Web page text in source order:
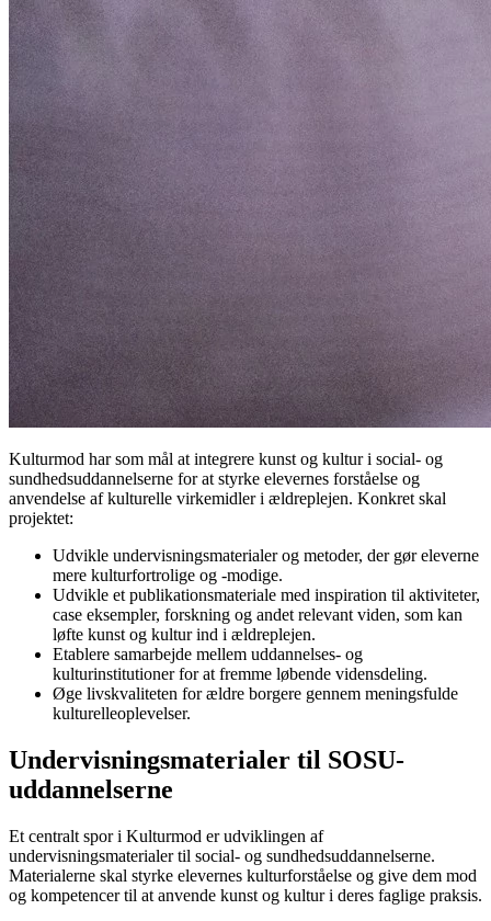
Kulturmod har som mål at integrere kunst og kultur i social- og
sundhedsuddannelserne for at styrke elevernes forståelse og
anvendelse af kulturelle virkemidler i ældreplejen. Konkret skal
projektet:
Udvikle undervisningsmaterialer og metoder, der gør eleverne
mere kulturfortrolige og -modige.
Udvikle et publikationsmateriale med inspiration til aktiviteter,
case eksempler, forskning og andet relevant viden, som kan
løfte kunst og kultur ind i ældreplejen.
Etablere samarbejde mellem uddannelses- og
kulturinstitutioner for at fremme løbende vidensdeling.
Øge livskvaliteten for ældre borgere gennem meningsfulde
kulturelleoplevelser.
Undervisningsmaterialer til SOSU-
uddannelserne
Et centralt spor i Kulturmod er udviklingen af
undervisningsmaterialer til social- og sundhedsuddannelserne.
Materialerne skal styrke elevernes kulturforståelse og give dem mod
og kompetencer til at anvende kunst og kultur i deres faglige praksis.